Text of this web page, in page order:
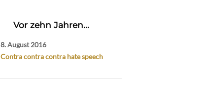
Vor zehn Jahren...
8. August 2016
Contra contra contra hate speech